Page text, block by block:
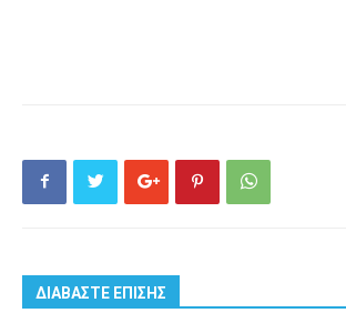
ΔΙΑΒΑΣΤΕ ΕΠΙΣΗΣ